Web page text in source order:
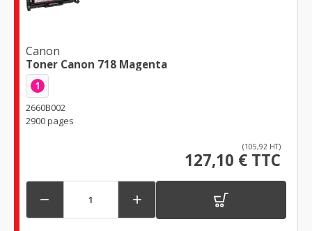
Canon
Toner Canon 718 Magenta
1
2660B002
2900 pages
(105,92 HT)
127,10 € TTC
 